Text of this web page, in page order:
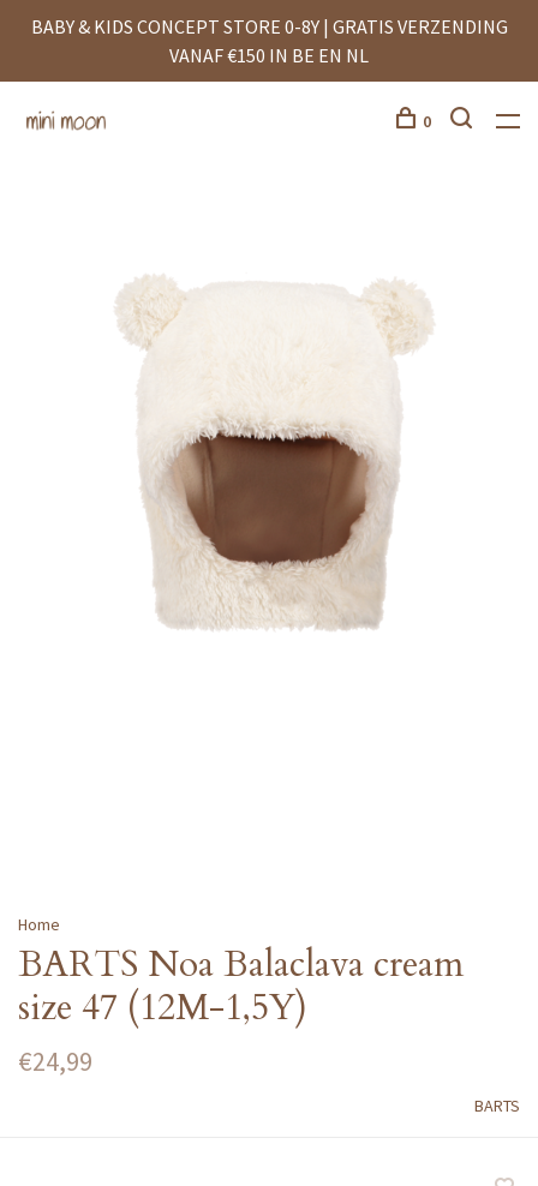
BABY & KIDS CONCEPT STORE 0-8Y | GRATIS VERZENDING
VANAF €150 IN BE EN NL
0
Home
BARTS Noa Balaclava cream
size 47 (12M-1,5Y)
€24,99
BARTS